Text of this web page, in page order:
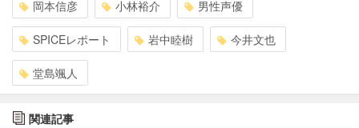
岡本信彦 小林裕介 男性声優
SPICEレポート 岩中睦樹 今井文也
堂島颯人
関連記事